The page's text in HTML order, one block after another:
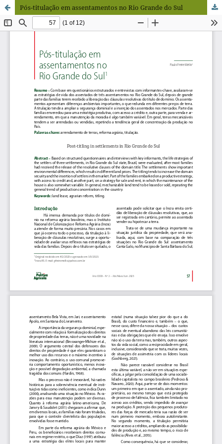
Pós-titulação em assentamentos no Rio Grande do Sul